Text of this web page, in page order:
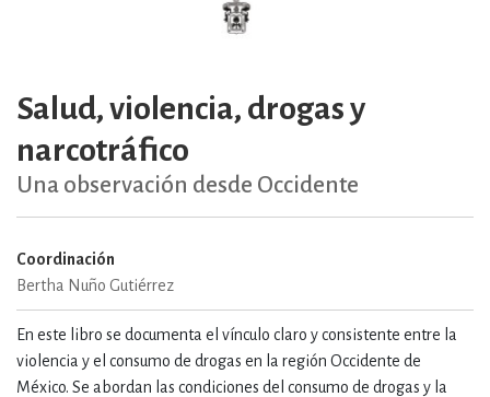
Salud, violencia, drogas y
narcotráfico
Una observación desde Occidente
Coordinación
Bertha Nuño Gutiérrez
En este libro se documenta el vínculo claro y consistente entre la
violencia y el consumo de drogas en la región Occidente de
México. Se abordan las condiciones del consumo de drogas y la